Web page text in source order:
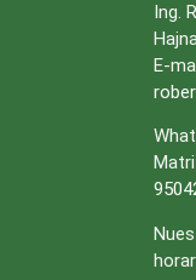
Ing.
E-